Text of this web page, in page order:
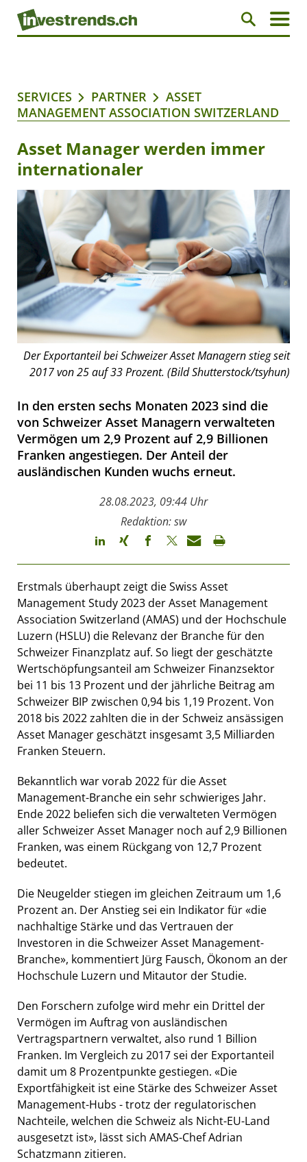
SERVICES PARTNER
ASSET
MANAGEMENT ASSOCIATION SWITZERLAND
Asset Manager werden immer
internationaler
Der Exportanteil bei Schweizer Asset Managern stieg seit
2017 von 25 auf 33 Prozent. (Bild Shutterstock/tsyhun)
In den ersten sechs Monaten 2023 sind die
von Schweizer Asset Managern verwalteten
Vermögen um 2,9 Prozent auf 2,9 Billionen
Franken angestiegen. Der Anteil der
ausländischen Kunden wuchs erneut.
28.08.2023, 09:44 Uhr
Redaktion: sw
Erstmals überhaupt zeigt die Swiss Asset
Management Study 2023 der Asset Management
Association Switzerland (AMAS) und der Hochschule
Luzern (HSLU) die Relevanz der Branche für den
Schweizer Finanzplatz auf. So liegt der geschätzte
Wertschöpfungsanteil am Schweizer Finanzsektor
bei 11 bis 13 Prozent und der jährliche Beitrag am
Schweizer BIP zwischen 0,94 bis 1,19 Prozent. Von
2018 bis 2022 zahlten die in der Schweiz ansässigen
Asset Manager geschätzt insgesamt 3,5 Milliarden
Franken Steuern.
Bekanntlich war vorab 2022 für die Asset
Management-Branche ein sehr schwieriges Jahr.
Ende 2022 beliefen sich die verwalteten Vermögen
aller Schweizer Asset Manager noch auf 2,9 Billionen
Franken, was einem Rückgang von 12,7 Prozent
bedeutet.
Die Neugelder stiegen im gleichen Zeitraum um 1,6
Prozent an. Der Anstieg sei ein Indikator für «die
nachhaltige Stärke und das Vertrauen der
Investoren in die Schweizer Asset Management-
Branche», kommentiert Jürg Fausch, Ökonom an der
Hochschule Luzern und Mitautor der Studie.
Den Forschern zufolge wird mehr ein Drittel der
Vermögen im Auftrag von ausländischen
Vertragspartnern verwaltet, also rund 1 Billion
Franken. Im Vergleich zu 2017 sei der Exportanteil
damit um 8 Prozentpunkte gestiegen. «Die
Exportfähigkeit ist eine Stärke des Schweizer Asset
Management-Hubs - trotz der regulatorischen
Nachteile, welchen die Schweiz als Nicht-EU-Land
ausgesetzt ist», lässt sich AMAS-Chef Adrian
Schatzmann zitieren.